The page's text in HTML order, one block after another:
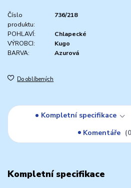
Číslo
produktu:
736/218
POHLAVÍ:
Chlapecké
VÝROBCI:
Kugo
BARVA:
Azurová
Do oblíbených
Kompletní specifikace
Komentáře
0
Kompletní specifikace